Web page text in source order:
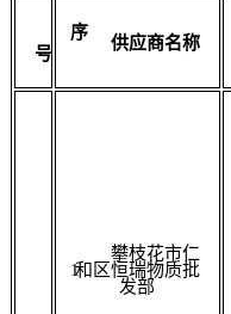
序
号
供应商名称
1
攀枝花市仁
和区恒瑞物质批
发部